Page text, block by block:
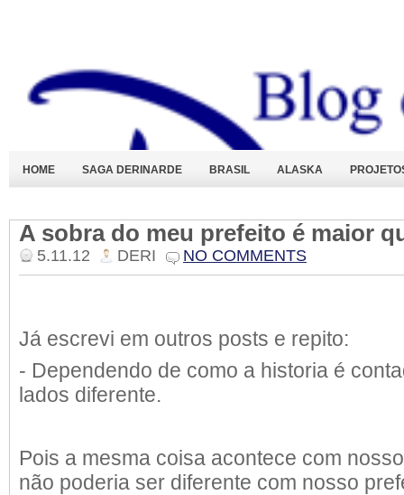
HOME SAGA DERINARDE BRASIL ALASKA
A sobra do meu prefeito é maior
5.11.12 DERI NO COMMENTS
Já escrevi em outros posts e repito:
- Dependendo de como a historia é
lados diferente.
Pois a mesma coisa acontece com
não poderia ser diferente com nosso